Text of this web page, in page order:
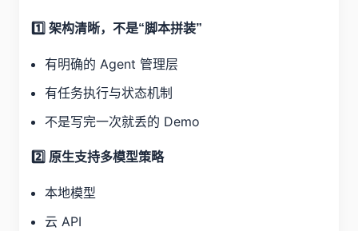
1️⃣ 架构清晰，不是“脚本拼装”
有明确的 Agent 管理层
有任务执行与状态机制
不是写完一次就丢的 Demo
2️⃣ 原生支持多模型策略
本地模型
云 API